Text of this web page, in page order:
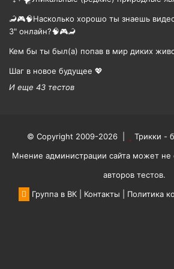
🦂🎮🧠Насколько хорошо ты знаешь
3" онлайн?🧠🎮🦂
Кем бы ты был(а) попав в мир диких
Шаг в новое будущее 💖
И еще 43 тестов
© Copyright 2009-2026 |
Трикки -
Мнение администрации сайта может не
авторов тестов.
Группа в ВК
Контакты Политика